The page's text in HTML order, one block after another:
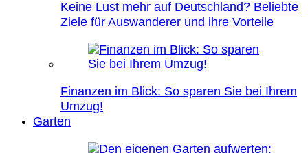
Keine Lust mehr auf Deutschland? Beliebte
Ziele für Auswanderer und ihre Vorteile
Finanzen im Blick: So sparen Sie bei Ihrem
Umzug!
Garten